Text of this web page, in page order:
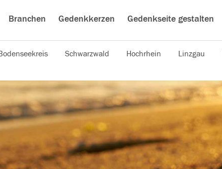
Branchen Gedenkkerzen Gedenkseite gestalten
Schwarzwald Hochrhein Linzgau